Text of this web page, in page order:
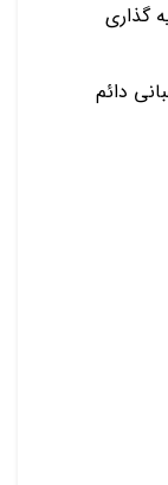
گذاری
دائم